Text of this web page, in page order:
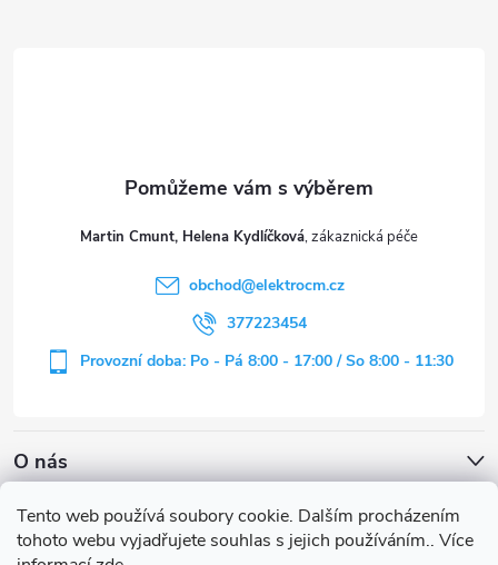
Tento web používá soubory cookie. Dalším procházením
tohoto webu vyjadřujete souhlas s jejich používáním.. Více
O nás
Martin Cmunt, Helena Kydlíčková
obchod@elektrocm.cz
377223454
Provozní doba: Po - Pá 8:00 - 17:00 / So 8:00 - 11:30